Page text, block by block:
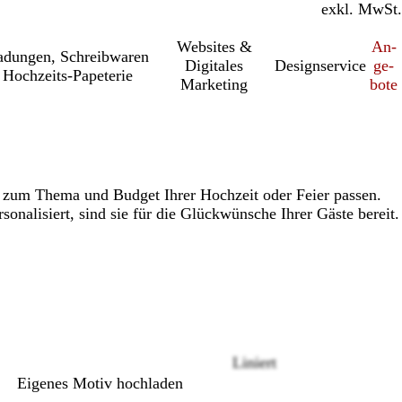
inkl. MwSt.
exkl. MwSt.
Schreib­wa­ren
Papeterie
Websites &
Digitales
Marketing
Designservice
An­­
ge­­
bo­­te
Thema und Budget Ihrer Hochzeit oder Feier passen.
sind sie für die Glückwünsche Ihrer Gäste bereit.
Liniert
Eigenes Motiv hochladen